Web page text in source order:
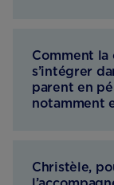
Comment
s’intégrer
parent en
notamment
Christèle,